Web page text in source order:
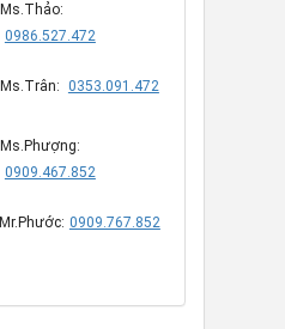
Ms.Thảo:
0986.527.472
Ms.Trân: 0353.091.472
Ms.Phượng:
0909.467.852
Mr.Phước: 0909.767.852